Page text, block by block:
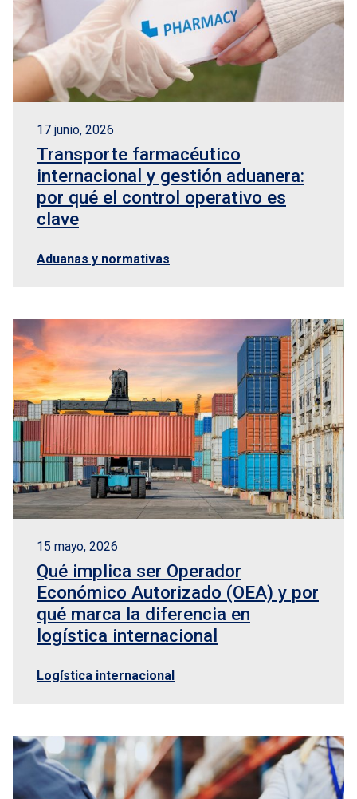
17 junio, 2026
Transporte farmacéutico
internacional y gestión aduanera:
por qué el control operativo es
clave
Aduanas y normativas
15 mayo, 2026
Qué implica ser Operador
Económico Autorizado (OEA) y por
qué marca la diferencia en
logística internacional
Logística internacional